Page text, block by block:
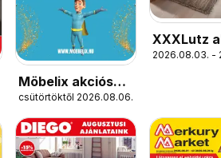
Möbelix akciós
újság
csütörtöktől 2026.08.06.
XXXLutz
újság
2026.08.03. -